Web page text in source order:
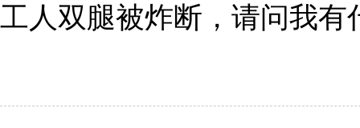
工人双腿被炸断，请问我有